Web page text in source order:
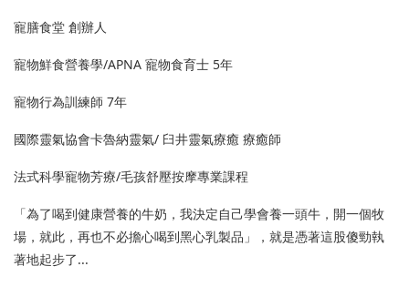
寵膳食堂 創辦人
寵物鮮食營養學/APNA 寵物食育士 5年
寵物行為訓練師 7年
國際靈氣協會卡魯納靈氣/ 臼井靈氣療癒 療癒師
法式科學寵物芳療/毛孩舒壓按摩專業課程
「為了喝到健康營養的牛奶，我決定自己學會養一頭牛，開一個牧
場，就此，再也不必擔心喝到黑心乳製品」，就是憑著這股傻勁執
著地起步了...